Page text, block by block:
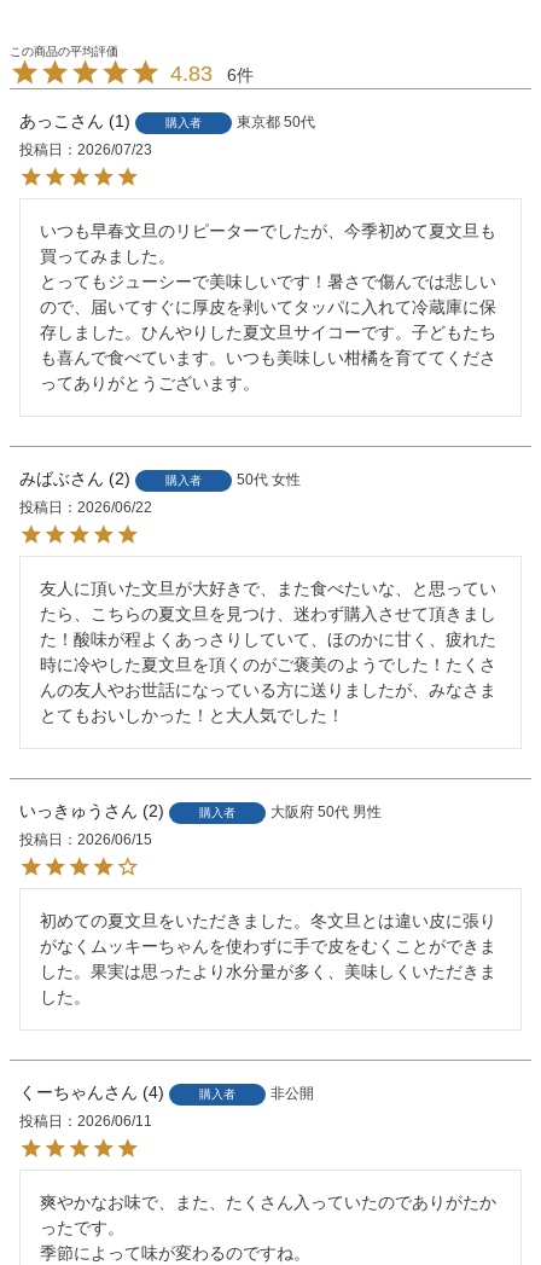
4.83 6
あっこ 1 購入者 東京都 50代
投稿日
2026/07/23
いつも早春文旦のリピーターでしたが、今季初めて夏文旦も
買ってみました。
とってもジューシーで美味しいです！暑さで傷んでは悲しい
ので、届いてすぐに厚皮を剥いてタッパに入れて冷蔵庫に保
存しました。ひんやりした夏文旦サイコーです。子どもたち
も喜んで食べています。いつも美味しい柑橘を育ててくださ
ってありがとうございます。
みばぶ 2 購入者 50代 女性
投稿日
2026/06/22
友人に頂いた文旦が大好きで、また食べたいな、と思ってい
たら、こちらの夏文旦を見つけ、迷わず購入させて頂きまし
た！酸味が程よくあっさりしていて、ほのかに甘く、疲れた
時に冷やした夏文旦を頂くのがご褒美のようでした！たくさ
んの友人やお世話になっている方に送りましたが、みなさま
とてもおいしかった！と大人気でした！
いっきゅう 2 購入者 大阪府 50代 男性
投稿日
2026/06/15
初めての夏文旦をいただきました。冬文旦とは違い皮に張り
がなくムッキーちゃんを使わずに手で皮をむくことができま
した。果実は思ったより水分量が多く、美味しくいただきま
した。
くーちゃん 4 購入者
非公開
投稿日
2026/06/11
爽やかなお味で、また、たくさん入っていたのでありがたか
ったです。
季節によって味が変わるのですね。